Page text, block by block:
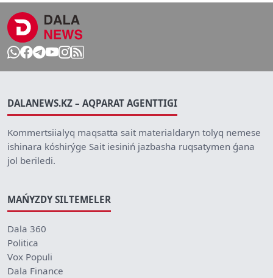
DALANEWS.KZ – AQPARAT AGENTTIGI
Kommertsiialyq maqsatta sait materialdaryn tolyq nemese
ishinara kóshirýge Sait iesiniń jazbasha ruqsatymen ǵana
jol beriledi.
MAŃYZDY SILTEMELER
Dala 360
Politica
Vox Populi
Dala Finance